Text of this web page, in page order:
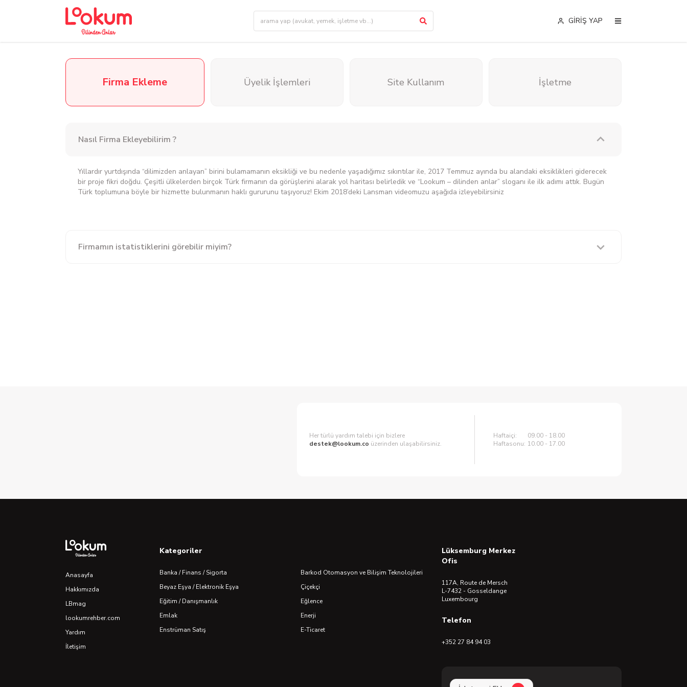
GİRİŞ YAP
Firma Ekleme Üyelik İşlemleri Site Kullanım İşletme
Nasıl Firma Ekleyebilirim ?
Yıllardır yurtdışında “dilimizden anlayan” birini bulamamanın eksikliği ve bu nedenle yaşadığımız sıkıntılar ile, 2017 Temmuz ayında bu alandaki eksiklikleri giderecek
bir proje fikri doğdu. Çeşitli ülkelerden birçok Türk firmanın da görüşlerini alarak yol haritası belirledik ve “Lookum – dilinden anlar” sloganı ile ilk adımı attık. Bugün
Türk toplumuna böyle bir hizmette bulunmanın haklı gururunu taşıyoruz! Ekim 2018’deki Lansman videomuzu aşağıda izleyebilirsiniz
Firmamın istatistiklerini görebilir miyim?
Her türlü yardım talebi için bizlere
destek@lookum.co üzerinden ulaşabilirsiniz.
Haftaiçi:
Haftasonu:
09.00 - 18.00
10.00 - 17.00
Anasayfa
Hakkımızda
LBmag
lookumrehber.com
Yardım
İletişim
Kategoriler
Banka / Finans / Sigorta
Barkod Otomasyon ve Bilişim Teknolojileri
Beyaz Eşya / Elektronik Eşya
Çiçekçi
Eğitim / Danışmanlık
Eğlence
Emlak
Enerji
Enstrüman Satış
E-Ticaret
Lüksemburg Merkez
Ofis
117A, Route de Mersch
L-7432 - Gosseldange
Luxembourg
Telefon
+352 27 84 94 03